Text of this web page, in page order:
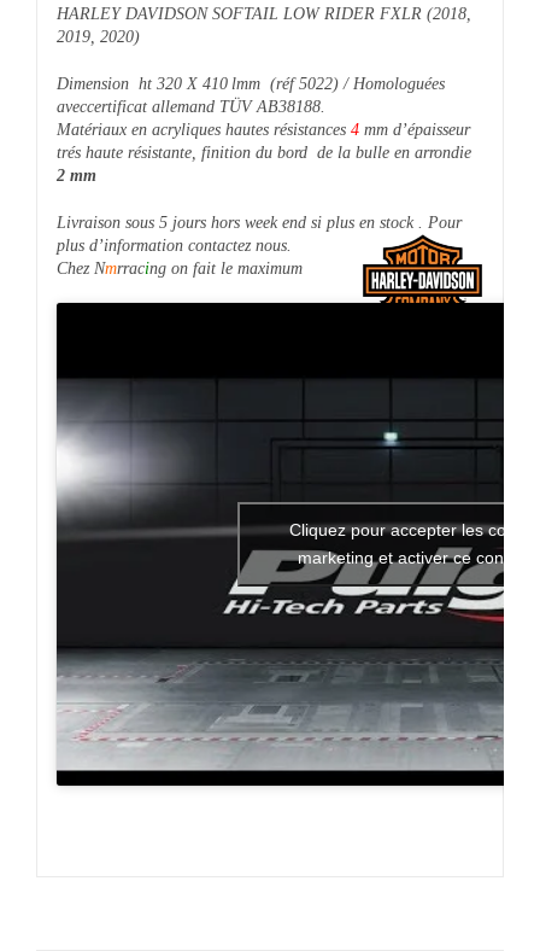
HARLEY DAVIDSON SOFTAIL LOW RIDER FXLR (2018,
2019, 2020)
Dimension ht 320 X 410 lmm (réf 5022) / Homologuées
aveccertificat allemand TÜV AB38188.
Matériaux en acryliques hautes résistances 4mm d’épaisseur
trés haute résistante, finition du bord de la bulle en arrondie
2 mm
Livraison sous 5 jours hors week end si plus en stock . Pour
plus d’information contactez nous.
Chez Nmrracing on fait le maximum
Cliquez pour accepter les
marketing et activer ce contenu